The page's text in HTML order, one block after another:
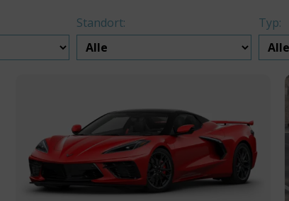
Standort: Typ: